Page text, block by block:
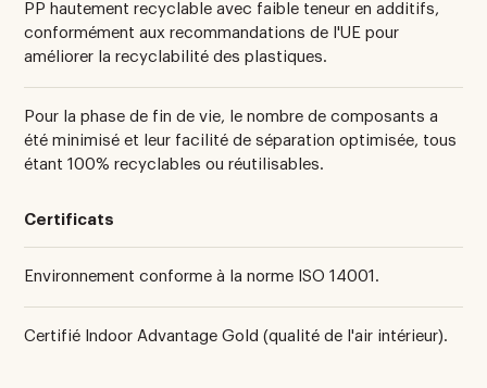
PP hautement recyclable avec faible teneur en additifs,
conformément aux recommandations de l'UE pour
améliorer la recyclabilité des plastiques.
Pour la phase de fin de vie, le nombre de composants a
été minimisé et leur facilité de séparation optimisée, tous
étant 100% recyclables ou réutilisables.
Certificats
Environnement conforme à la norme ISO 14001.
Certifié Indoor Advantage Gold (qualité de l'air intérieur).